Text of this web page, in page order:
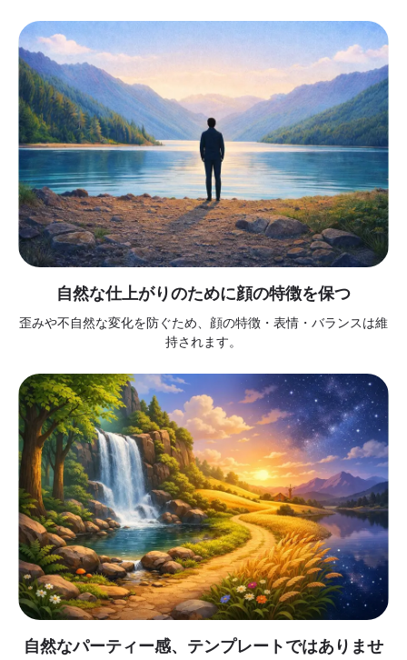
自然な仕上がりのために顔の特徴を保つ
歪みや不自然な変化を防ぐため、顔の特徴・表情・バランスは維
持されます。
自然なパーティー感、テンプレートではありませ